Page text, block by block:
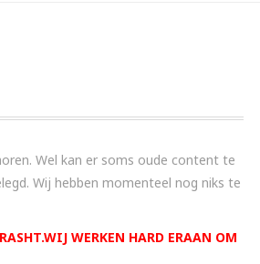
Wel kan er soms oude content te
Wij hebben momenteel nog niks te
WERKEN HARD ERAAN OM